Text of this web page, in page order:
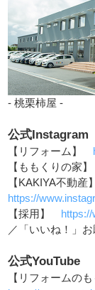
- 桃栗柿屋 -
公式Instagram
【リフォーム】
【ももくりの家
【KAKIYA不動
https://
【採用】
／「いいね！」
公式YouTube
【リフォームの